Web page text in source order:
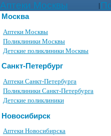
Аптеки Москвы |
Москва
Аптеки Москвы
Поликлиники Москвы
Детские поликлиники Москвы
Санкт-Петербург
Аптеки Санкт-Петербурга
Поликлиники Санкт-Петербурга
Детские поликлиники
Новосибирск
Аптеки Новосибирска